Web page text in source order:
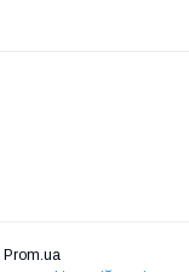
Prom.ua